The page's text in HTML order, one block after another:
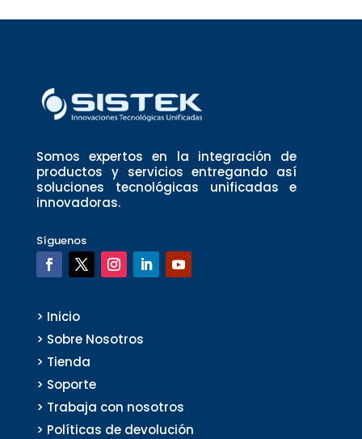
Somos expertos en la integración de
productos y servicios entregando así
soluciones tecnológicas unificadas e
innovadoras.
Síguenos
> Inicio
> Sobre Nosotros
> Tienda
> Soporte
> Trabaja con nosotros
> Políticas de devolución